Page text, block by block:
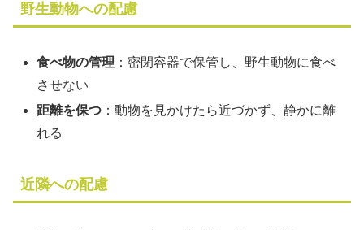
野生動物への配慮
食べ物の管理 ：密閉容器で保管し、野生動物に食べ
させない
距離を保つ ：動物を見かけたら近づかず、静かに離
れる
近隣への配慮